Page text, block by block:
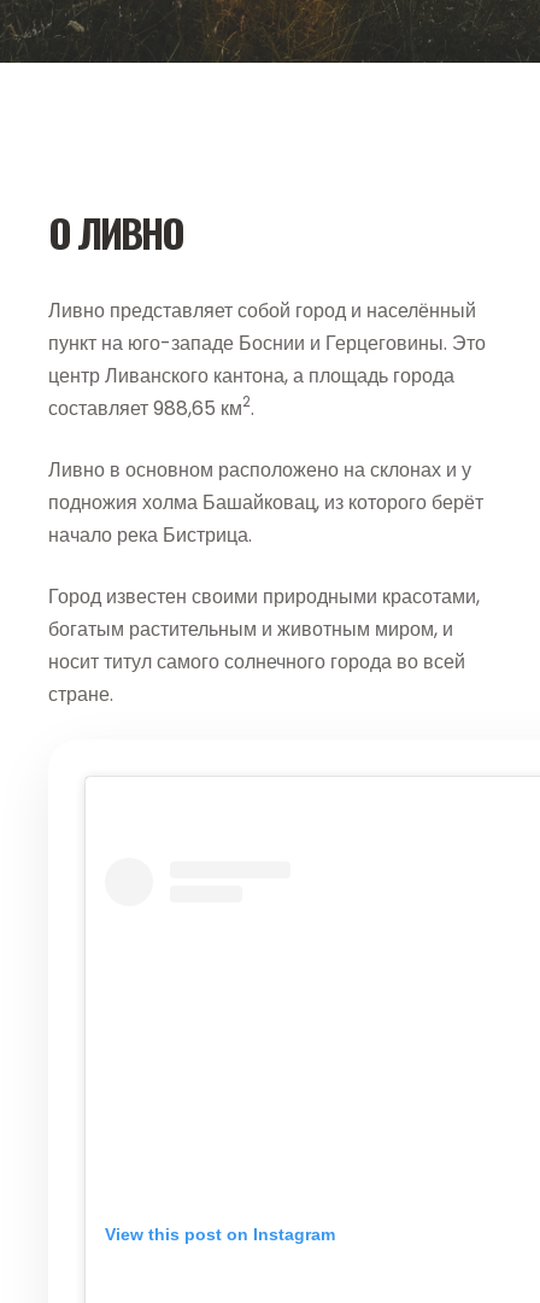
О ЛИВНО
Ливно представляет собой город и населённый
пункт на юго-западе Боснии и Герцеговины. Это
центр Ливанского кантона, а площадь города
составляет 988,65 км2.
Ливно в основном расположено на склонах и у
подножия холма Башайковац, из которого берёт
начало река Бистрица.
Город известен своими природными красотами,
богатым растительным и животным миром, и
носит титул самого солнечного города во всей
стране.
View this post on Instagram